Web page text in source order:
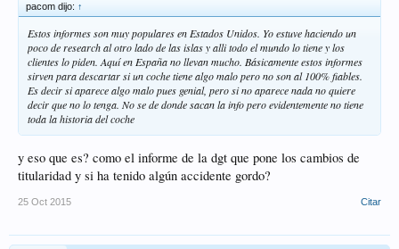
pacom dijo: ↑
Estos informes son muy populares en Estados Unidos. Yo estuve haciendo un
poco de research al otro lado de las islas y alli todo el mundo lo tiene y los
clientes lo piden. Aquí en España no llevan mucho. Básicamente estos informes
sirven para descartar si un coche tiene algo malo pero no son al 100% fiables.
Es decir si aparece algo malo pues genial, pero si no aparece nada no quiere
decir que no lo tenga. No se de donde sacan la info pero evidentemente no tiene
toda la historia del coche
y eso que es? como el informe de la dgt que pone los cambios de
titularidad y si ha tenido algún accidente gordo?
25 Oct 2015 Citar